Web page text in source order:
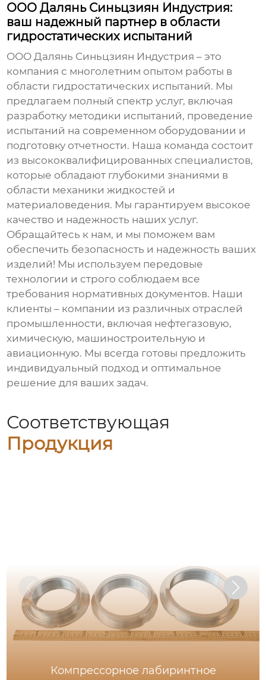
ООО Далянь Синьцзиян Индустрия:
ваш надежный партнер в области
гидростатических испытаний
ООО Далянь Синьцзиян Индустрия – это
компания с многолетним опытом работы в
области гидростатических испытаний. Мы
предлагаем полный спектр услуг, включая
разработку методики испытаний, проведение
испытаний на современном оборудовании и
подготовку отчетности. Наша команда состоит
из высококвалифицированных специалистов,
которые обладают глубокими знаниями в
области механики жидкостей и
материаловедения. Мы гарантируем высокое
качество и надежность наших услуг.
Обращайтесь к нам, и мы поможем вам
обеспечить безопасность и надежность ваших
изделий! Мы используем передовые
технологии и строго соблюдаем все
требования нормативных документов. Наши
клиенты – компании из различных отраслей
промышленности, включая нефтегазовую,
химическую, машиностроительную и
авиационную. Мы всегда готовы предложить
индивидуальный подход и оптимальное
решение для ваших задач.
Соответствующая
Продукция
Компрессорное лабиринтное